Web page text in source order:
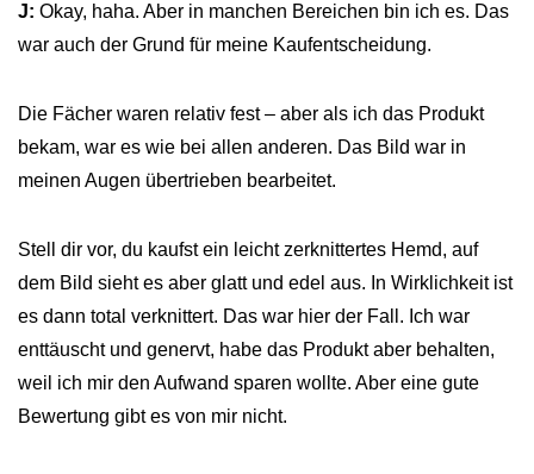
J: Okay, haha. Aber in manchen Bereichen bin ich es. Das
war auch der Grund für meine Kaufentscheidung.
Die Fächer waren relativ fest – aber als ich das Produkt
bekam, war es wie bei allen anderen. Das Bild war in
meinen Augen übertrieben bearbeitet.
Stell dir vor, du kaufst ein leicht zerknittertes Hemd, auf
dem Bild sieht es aber glatt und edel aus. In Wirklichkeit ist
es dann total verknittert. Das war hier der Fall. Ich war
enttäuscht und genervt, habe das Produkt aber behalten,
weil ich mir den Aufwand sparen wollte. Aber eine gute
Bewertung gibt es von mir nicht.